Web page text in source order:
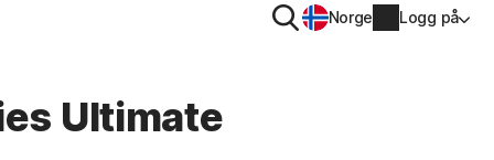
Søk Norge Logg på
Ultimate